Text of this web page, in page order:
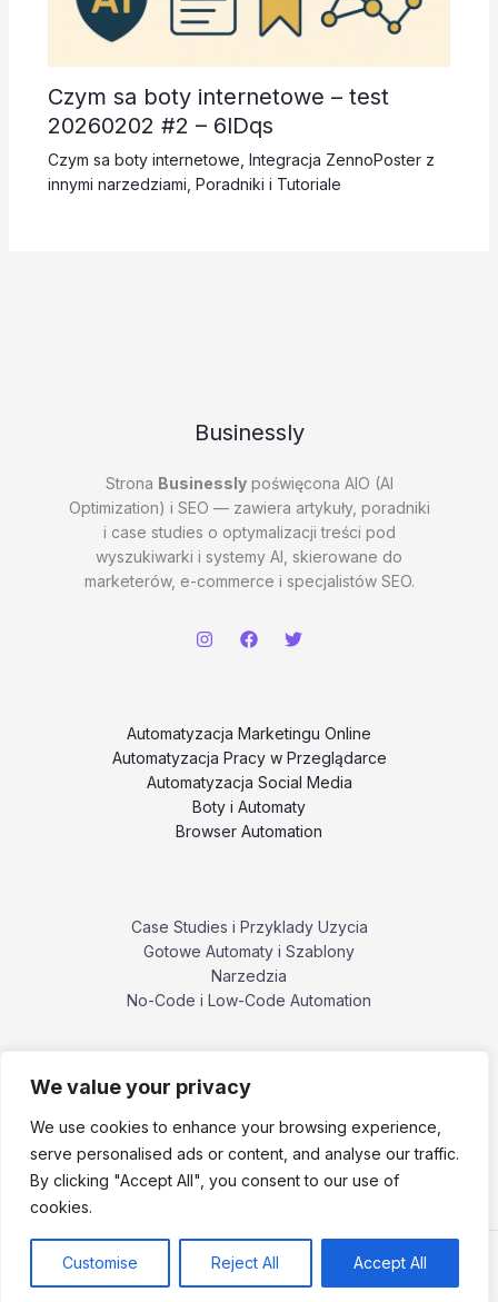
We value your privacy
We use cookies to enhance your browsing experience,
serve personalised ads or content, and analyse our traffic.
By clicking "Accept All", you consent to our use of
cookies.
Customise Reject All Accept All
Czym sa boty internetowe – test
20260202 #2 – 6lDqs
Czym sa boty internetowe Integracja ZennoPoster z
innymi narzedziami Poradniki i Tutoriale
Businessly
Strona Businesslypoświęcona AIO (AI
Optimization) i SEO — zawiera artykuły, poradniki
i case studies o optymalizacji treści pod
wyszukiwarki i systemy AI, skierowane do
marketerów, e-commerce i specjalistów SEO.
Automatyzacja Marketingu Online
Automatyzacja Pracy w Przeglądarce
Automatyzacja Social Media
Boty i Automaty
Browser Automation
Case Studies i Przyklady Uzycia
Gotowe Automaty i Szablony
Narzedzia
No-Code i Low-Code Automation
Poradniki i Tutoriale
Porownania i Alternatywy Narzedzi
Problemy, Bledy i Ograniczenia
ZennoPoster i ekosystem ZennoLab
Copyright © 2026 zennoposter.pl.